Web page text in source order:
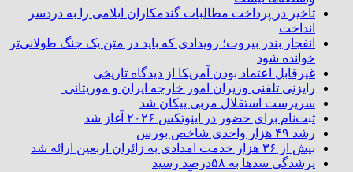
تاخیر در پرداخت مطالبات گندمکاران ایلامی را به دردسر
انداخت
انفجار بندر بیروت؛ رویدادی که باید در متن یک جنگ طولانی‌تر
خوانده شود
غیرقابل اعتماد بودن آمریکا از دیدگاه تاریخی
رایزنی تلفنی وزیران امور خارجه ایران و موریتانی
سرپرست استقلال مربی پیکان شد
ثبت‌نام برای حضور در اینوتکس ۲۰۲۶ آغاز شد
رشد ۴۹ هزار واحدی شاخص بورس
بیش از ۳۶ هزار خدمت امدادی به زائران اربعین ارائه شد
پرشدگی سدها به ۵۸درصد رسید